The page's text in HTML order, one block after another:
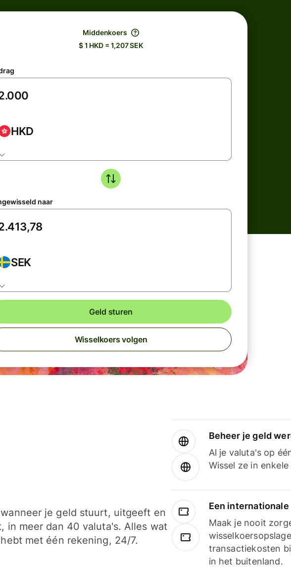
Middenkoers
$ 1 HKD = 1,207 SEK
HKD
naar
SEK
Geld sturen
Wisselkoers volgen
je geld stuurt, uitgeeft en
in meer dan 40 valuta's. Alles wat
met één rekening, 24/7.
Beheer je geld
Al je valuta's op
Wissel ze in
Een
Maak je nooit
transactiekosten
in het buitenland.